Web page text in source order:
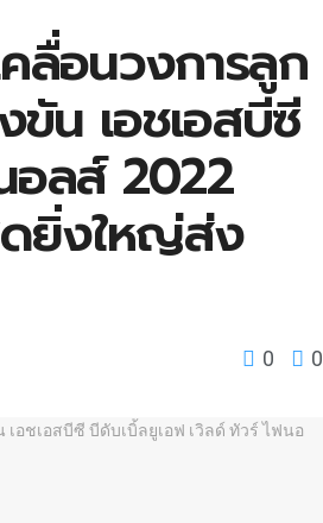
ลื่อนวงการลูก
น เอชเอสบีซี
อลส์ 2022
ดยิ่งใหญ่ส่ง
0 0